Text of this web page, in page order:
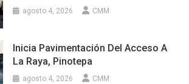
agosto 4, 2026 CMM
Inicia Pavimentación Del Acceso A
La Raya, Pinotepa
agosto 4, 2026 CMM